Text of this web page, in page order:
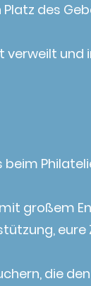
des
verweilt
beim
großem
eure
die